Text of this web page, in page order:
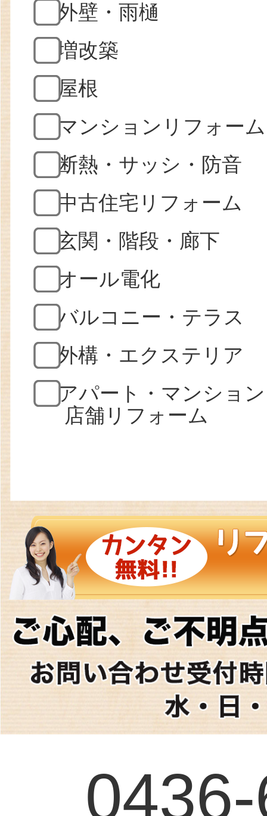
外壁・雨樋
増改築
屋根
マンションリフォーム
断熱・サッシ・防音
中古住宅リフォーム
玄関・階段・廊下
オール電化
バルコニー・テラス
外構・エクステリア
アパート・マンション
店舗リフォーム